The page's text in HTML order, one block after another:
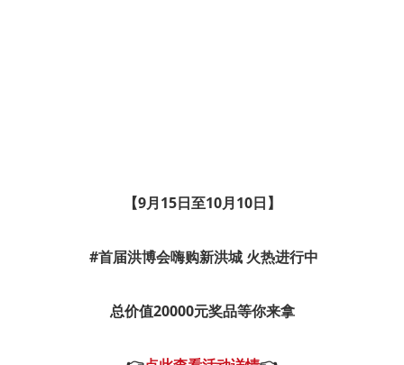
【9月15日至10月10日】
#首届洪博会嗨购新洪城 火热进行中
总价值20000元奖品等你来拿